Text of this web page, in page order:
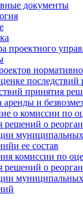
документы
проектного
последствий
принятия
и
о комиссии по
решений о
муниципальных
ее состав
комиссии по
решений о
муниципальных